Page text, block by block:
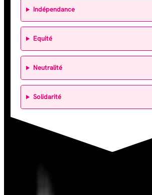
Indépendance
Equité
Neutralité
Solidarité